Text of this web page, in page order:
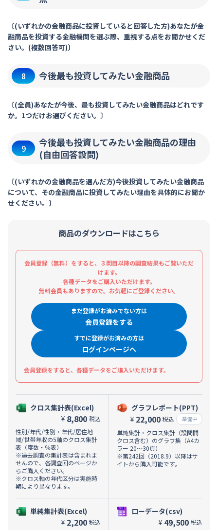
〔(いずれかの金融商品に投資していると回答した方)あなたが金
融商品を投資する金融機関を選ぶ際、重視する点をお聞かせくだ
さい。(複数回答可)〕
8 今後最も投資してみたい金融商品
〔(全員)あなたが今後、最も投資してみたい金融商品はどれです
か。1つだけお選びください。〕
9
今後最も投資してみたい金融商品の理由
(自由回答設問)
〔(いずれかの金融商品を選んだ方)今後投資してみたい金融商品
について、その金融商品に投資してみたい理由を具体的にお聞か
せください。〕
商品のダウンロードはこちら
会員登録（無料）をすると、３問目以降の調査結果もご覧いただ
けます。
各種データをご購入いただけます。
無料会員もありますので。お気軽にご登録ください。
まだ登録がお済みでない方は
会員登録をする
すでに登録がお済みの方は
ログインページへ
会員登録をすると、各種データをご購入いただけます。
クロス集計表(Excel)
¥ 8,800 税込
性別/年代/性別・年代/居住地
域/世帯年収の5軸のクロス集計
表（度数・％表）
※過去調査の集計表は含まれま
せんので、各調査回のページか
らご購入ください。
※クロス軸の年代区分は実施時
期により異なります。
単純集計表(Excel)
¥ 2,200 税込
グラフレポート(PPT)
¥ 22,000 税込 準備中
単純集計・クロス集計（設問間
クロス含む）のグラフ集（A4カ
ラー 20～30頁）
※第242回（2018.9）以降はサ
イトから購入可能です。
ローデータ(csv)
¥ 49,500 税込